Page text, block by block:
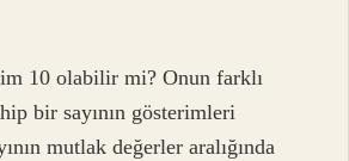
10 olabilir mi? Onun farklı
bir sayının gösterimleri
mutlak değerler aralığında